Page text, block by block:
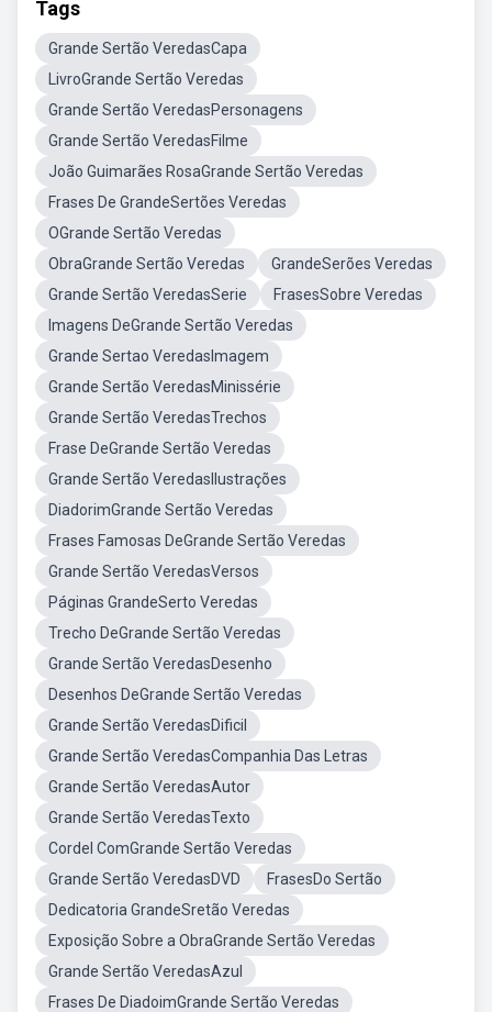
Tags
Grande Sertão VeredasCapa
LivroGrande Sertão Veredas
Grande Sertão VeredasPersonagens
Grande Sertão VeredasFilme
João Guimarães RosaGrande Sertão Veredas
Frases De GrandeSertões Veredas
OGrande Sertão Veredas
ObraGrande Sertão Veredas
GrandeSerões Veredas
Grande Sertão VeredasSerie
FrasesSobre Veredas
Imagens DeGrande Sertão Veredas
Grande Sertao VeredasImagem
Grande Sertão VeredasMinissérie
Grande Sertão VeredasTrechos
Frase DeGrande Sertão Veredas
Grande Sertão VeredasIlustrações
DiadorimGrande Sertão Veredas
Frases Famosas DeGrande Sertão Veredas
Grande Sertão VeredasVersos
Páginas GrandeSerto Veredas
Trecho DeGrande Sertão Veredas
Grande Sertão VeredasDesenho
Desenhos DeGrande Sertão Veredas
Grande Sertão VeredasDificil
Grande Sertão VeredasCompanhia Das Letras
Grande Sertão VeredasAutor
Grande Sertão VeredasTexto
Cordel ComGrande Sertão Veredas
Grande Sertão VeredasDVD
FrasesDo Sertão
Dedicatoria GrandeSretão Veredas
Exposição Sobre a ObraGrande Sertão Veredas
Grande Sertão VeredasAzul
Frases De DiadoimGrande Sertão Veredas